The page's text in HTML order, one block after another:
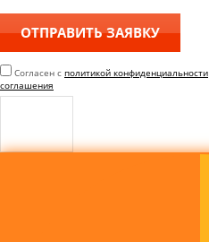
Согласен с политикой конфиденциальности
соглашения